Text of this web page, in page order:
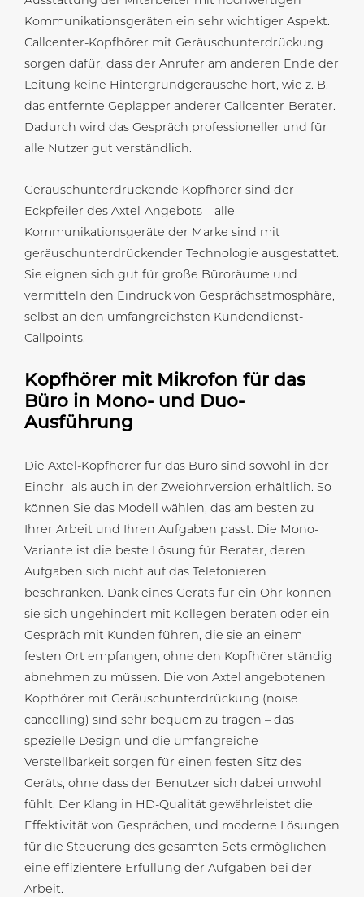
Kommunikationsgeräten ein sehr wichtiger Aspekt.
Callcenter-Kopfhörer mit Geräuschunterdrückung
sorgen dafür, dass der Anrufer am anderen Ende der
Leitung keine Hintergrundgeräusche hört, wie z. B.
das entfernte Geplapper anderer Callcenter-Berater.
Dadurch wird das Gespräch professioneller und für
alle Nutzer gut verständlich.
Geräuschunterdrückende Kopfhörer sind der
Eckpfeiler des Axtel-Angebots – alle
Kommunikationsgeräte der Marke sind mit
geräuschunterdrückender Technologie ausgestattet.
Sie eignen sich gut für große Büroräume und
vermitteln den Eindruck von Gesprächsatmosphäre,
selbst an den umfangreichsten Kundendienst-
Callpoints.
Kopfhörer mit Mikrofon für das
Büro in Mono- und Duo-
Ausführung
Die Axtel-Kopfhörer für das Büro sind sowohl in der
Einohr- als auch in der Zweiohrversion erhältlich. So
können Sie das Modell wählen, das am besten zu
Ihrer Arbeit und Ihren Aufgaben passt. Die Mono-
Variante ist die beste Lösung für Berater, deren
Aufgaben sich nicht auf das Telefonieren
beschränken. Dank eines Geräts für ein Ohr können
sie sich ungehindert mit Kollegen beraten oder ein
Gespräch mit Kunden führen, die sie an einem
festen Ort empfangen, ohne den Kopfhörer ständig
abnehmen zu müssen. Die von Axtel angebotenen
Kopfhörer mit Geräuschunterdrückung (noise
cancelling) sind sehr bequem zu tragen – das
spezielle Design und die umfangreiche
Verstellbarkeit sorgen für einen festen Sitz des
Geräts, ohne dass der Benutzer sich dabei unwohl
fühlt. Der Klang in HD-Qualität gewährleistet die
Effektivität von Gesprächen, und moderne Lösungen
für die Steuerung des gesamten Sets ermöglichen
eine effizientere Erfüllung der Aufgaben bei der
Arbeit.